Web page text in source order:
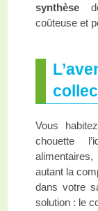
synthèse
coûteuse et
Vous
chouette
autant la
dans votre
solution : le